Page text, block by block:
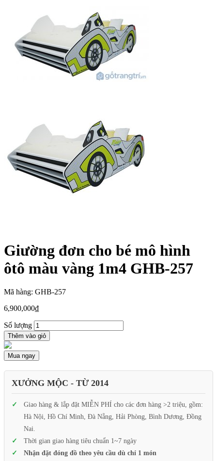
Giường đơn cho bé mô hình
ôtô màu vàng 1m4 GHB-257
Mã hàng: GHB-257
6,900,000₫
Số lượng
Thêm vào giỏ
Mua ngay
XƯỞNG MỘC - TỪ 2014
Giao hàng & lắp đặt MIỄN PHÍ cho các đơn hàng >2 triệu, gồm:
Hà Nội, Hồ Chí Minh, Đà Nẵng, Hải Phòng, Bình Dương, Đồng
Nai.
Thời gian giao hàng tiêu chuẩn 1~7 ngày
Nhận đặt đóng đồ theo yêu cầu dù chỉ 1 món